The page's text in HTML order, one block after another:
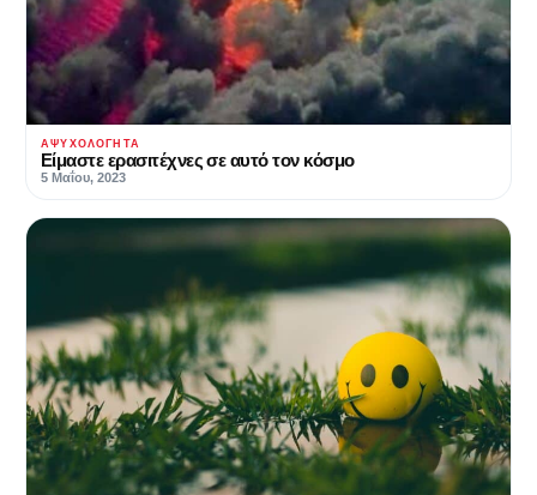
ΑΨΥΧΟΛΌΓΗΤΑ
Eίμαστε ερασιτέχνες σε αυτό τον κόσμο
5 Μαΐου, 2023